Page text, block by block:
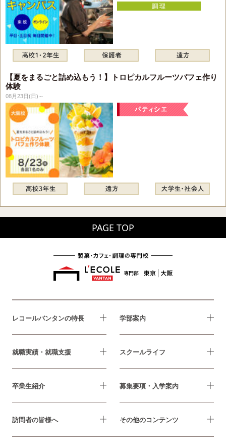
【夏をまるごと詰め込もう！】トロピカルフルーツパフェ作り
体験
08月23日(日)～
PAGE TOP
レコールバンタンの特長 学部案内
就職実績・就職支援 スクールライフ
卒業生紹介 募集要項・入学案内
訪問者の皆様へ その他のコンテンツ